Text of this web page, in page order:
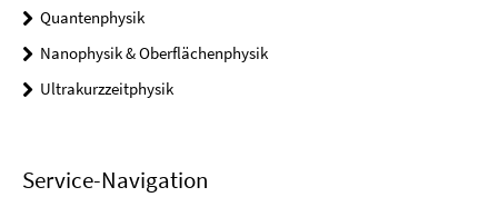
Quantenphysik
Nanophysik & Oberflächenphysik
Ultrakurzzeitphysik
Service-Navigation